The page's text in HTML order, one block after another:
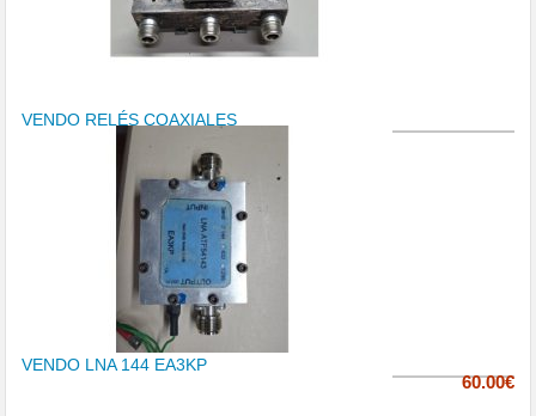
VENDO RELÉS COAXIALES
VENDO LNA 144 EA3KP
60.00€